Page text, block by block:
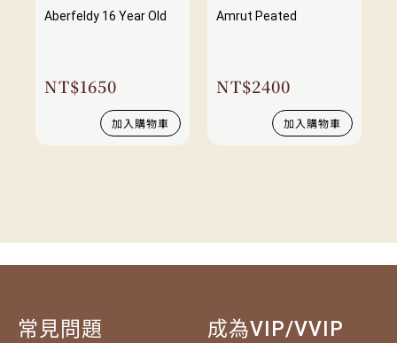
Aberfeldy 16 Year Old
NT$1650
加入購物車
Amrut Peated
NT$2400
加入購物車
常見問題 成為VIP/VVIP